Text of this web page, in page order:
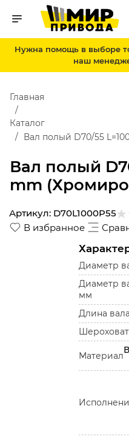
Нужна помощь в выборе
наш
Вал полый
mm
Главная
Каталог
Вал полый D70/55
В избранное
Артикул: D70L1000P55
Диаметр
Диаметр
мм
Длина
Материал